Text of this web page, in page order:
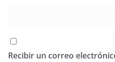
Recibir un correo